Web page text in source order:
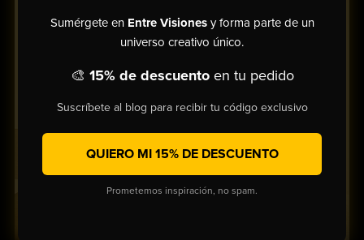
Sumérgete en Entre Visionesy forma parte de un
universo creativo único.
🎨 15% de descuentoen tu pedido
Suscríbete al blog para recibir tu código exclusivo
QUIERO MI 15% DE DESCUENTO
Prometemos inspiración, no spam.